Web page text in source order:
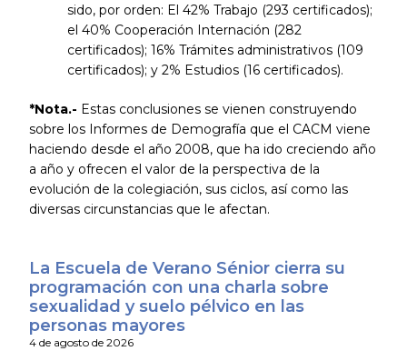
sido, por orden: El 42% Trabajo (293 certificados);
el 40% Cooperación Internación (282
certificados); 16% Trámites administrativos (109
certificados); y 2% Estudios (16 certificados).
*Nota.- Estas conclusiones se vienen construyendo
sobre los Informes de Demografía que el CACM viene
haciendo desde el año 2008, que ha ido creciendo año
a año y ofrecen el valor de la perspectiva de la
evolución de la colegiación, sus ciclos, así como las
diversas circunstancias que le afectan.
La Escuela de Verano Sénior cierra su
programación con una charla sobre
sexualidad y suelo pélvico en las
personas mayores
4 de agosto de 2026